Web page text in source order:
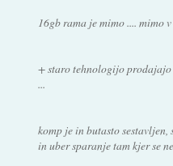
16gb rama je mimo .... mimo
+ staro tehnologijo
...
komp je in butasto
in uber sparanje tam kjer se